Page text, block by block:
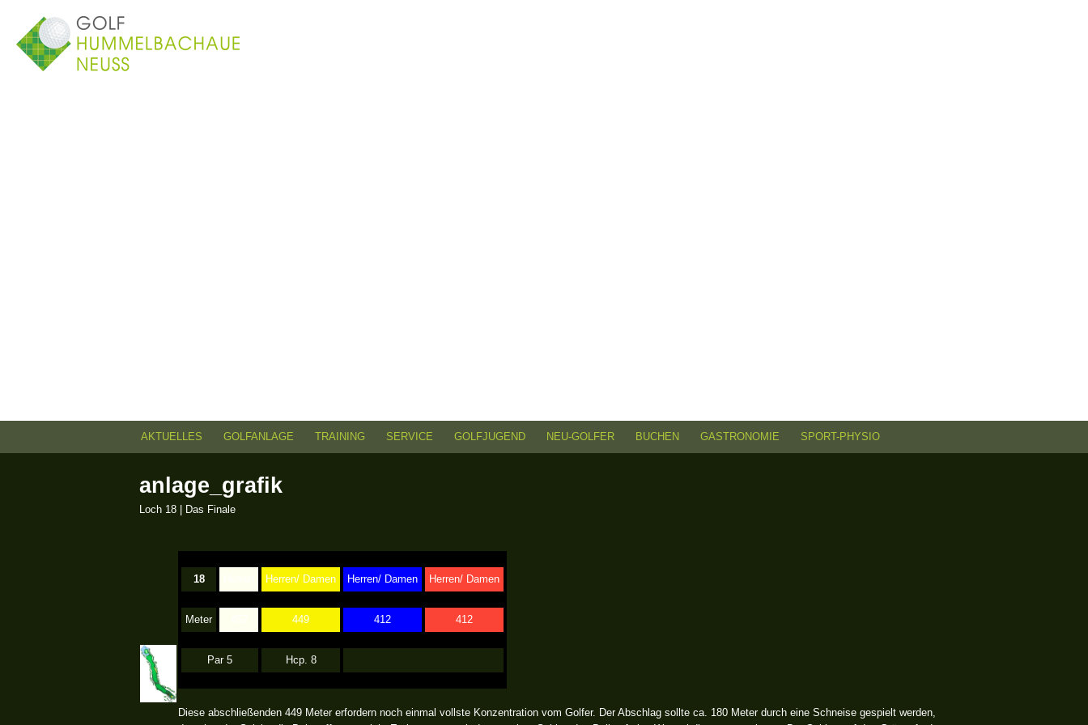
H
a
u
e
AKTUELLES GOLFANLAGE TRAINING SERVICE GOLFJUGEND NEU-GOLFER BUCHEN GASTRONOMIE SPORT-PHYSIO
anlage_grafik
Loch 18 | Das Finale
18 Herren/ Damen Herren/ Damen Herren/ Damen
Meter 449 412 412
Par 5 Hcp. 8
Diese abschließenden 449 Meter erfordern noch einmal vollste Konzentration vom Golfer. Der Abschlag sollte ca. 180 Meter durch eine Schneise gespielt werden,